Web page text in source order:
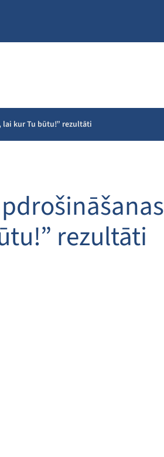
lai kur Tu būtu!” rezultāti
rezultāti